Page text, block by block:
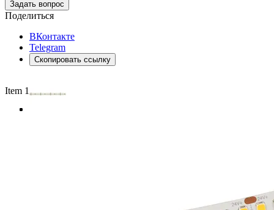
Задать вопрос
Поделиться
ВКонтакте
Telegram
Скопировать ссылку
Item 1 of 3